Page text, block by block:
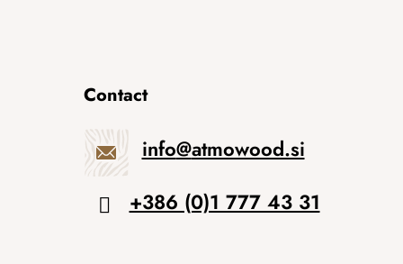
Contact
info@atmowood.si
+386 (0)1 777 43 31